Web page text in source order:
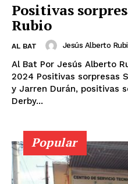
Positivas
Rubio
AL BAT Jesús Alberto
Al Bat Por Jesús Alberto Rubio Jueves 18 de julio de
2024 Positivas sorpresas Sin duda: Teoscar Hernández
y Jarren Durán, positivas
Derby...
Popular